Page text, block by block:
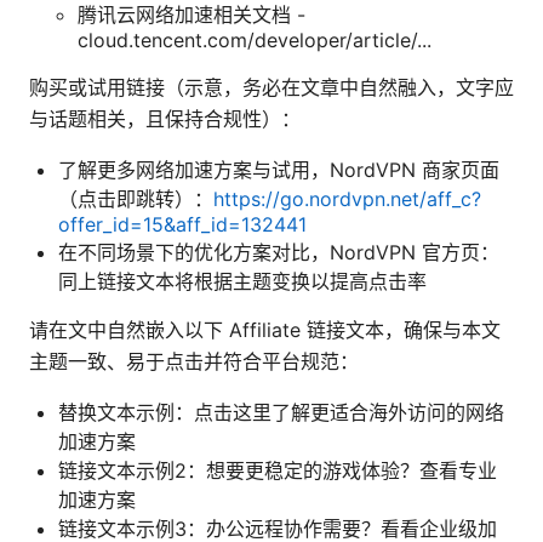
腾讯云网络加速相关文档 -
cloud.tencent.com/developer/article/...
购买或试用链接（示意，务必在文章中自然融入，文字应
与话题相关，且保持合规性）：
了解更多网络加速方案与试用，NordVPN 商家页面
（点击即跳转）： https://go.nordvpn.net/aff_c?
offer_id=15&aff_id=132441
在不同场景下的优化方案对比，NordVPN 官方页：
同上链接文本将根据主题变换以提高点击率
请在文中自然嵌入以下 Affiliate 链接文本，确保与本文
主题一致、易于点击并符合平台规范：
替换文本示例：点击这里了解更适合海外访问的网络
加速方案
链接文本示例2：想要更稳定的游戏体验？查看专业
加速方案
链接文本示例3：办公远程协作需要？看看企业级加